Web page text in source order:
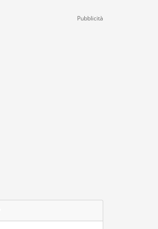
Pubblicità